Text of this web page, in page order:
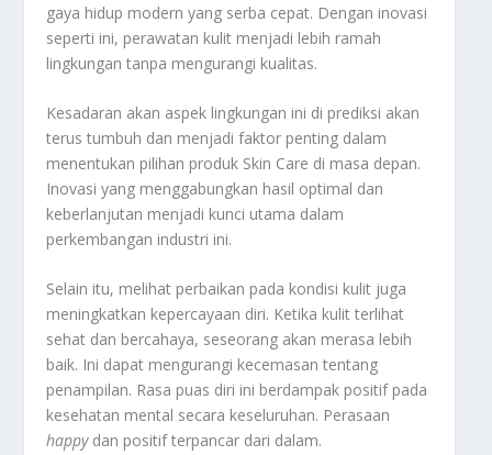
gaya hidup modern yang serba cepat. Dengan inovasi
seperti ini, perawatan kulit menjadi lebih ramah
lingkungan tanpa mengurangi kualitas.
Kesadaran akan aspek lingkungan ini di prediksi akan
terus tumbuh dan menjadi faktor penting dalam
menentukan pilihan produk Skin Care di masa depan.
Inovasi yang menggabungkan hasil optimal dan
keberlanjutan menjadi kunci utama dalam
perkembangan industri ini.
Selain itu, melihat perbaikan pada kondisi kulit juga
meningkatkan kepercayaan diri. Ketika kulit terlihat
sehat dan bercahaya, seseorang akan merasa lebih
baik. Ini dapat mengurangi kecemasan tentang
penampilan. Rasa puas diri ini berdampak positif pada
kesehatan mental secara keseluruhan. Perasaan
happydan positif terpancar dari dalam.